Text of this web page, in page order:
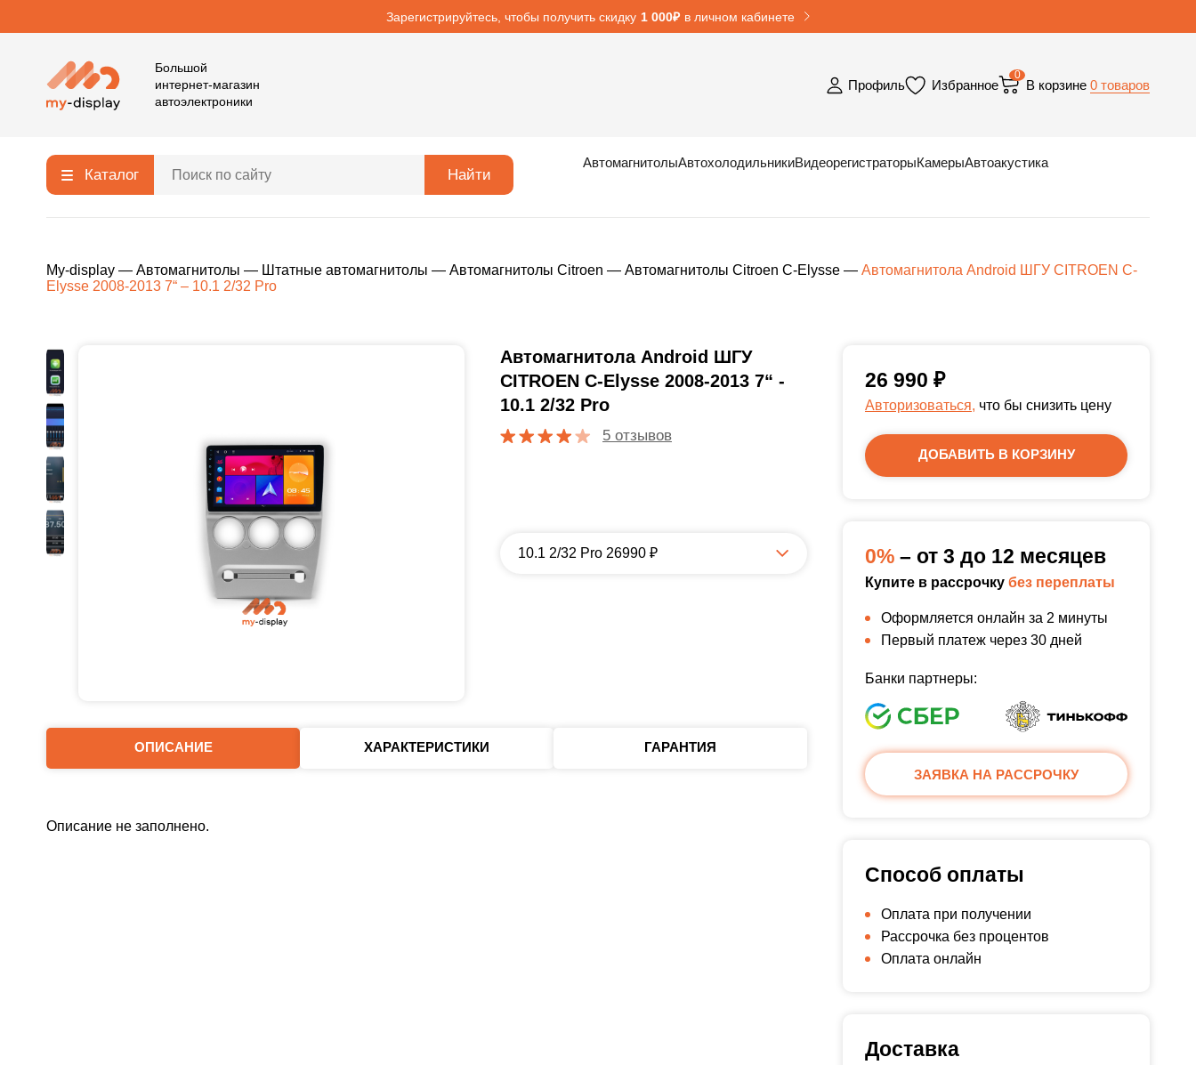
Зарегистрируйтесь, чтобы получить скидку 1 000₽ в личном кабинете
Большой
интернет-магазин
автоэлектроники
Профиль Избранное
0
В корзине 0 товаров
Каталог Найти
АвтомагнитолыАвтохолодильникиВидеорегистраторыКамерыАвтоакустика
My-display — Автомагнитолы — Штатные автомагнитолы — Автомагнитолы Citroen — Автомагнитолы Citroen C-Elysse — Автомагнитола Android ШГУ CITROEN C-
Elysse 2008-2013 7“ – 10.1 2/32 Pro
Автомагнитола Android ШГУ
CITROEN C-Elysse 2008-2013 7“ -
10.1 2/32 Pro
5 отзывов
10.1 2/32 Pro 26990 ₽
ОПИСАНИЕ ХАРАКТЕРИСТИКИ ГАРАНТИЯ
Описание не заполнено.
26 990 ₽
Авторизоваться, что бы снизить цену
ДОБАВИТЬ В КОРЗИНУ
0% – от 3 до 12 месяцев
Купите в рассрочку без переплаты
Оформляется онлайн за 2 минуты
Первый платеж через 30 дней
Банки партнеры:
ЗАЯВКА НА РАССРОЧКУ
Способ оплаты
Оплата при получении
Рассрочка без процентов
Оплата онлайн
Доставка